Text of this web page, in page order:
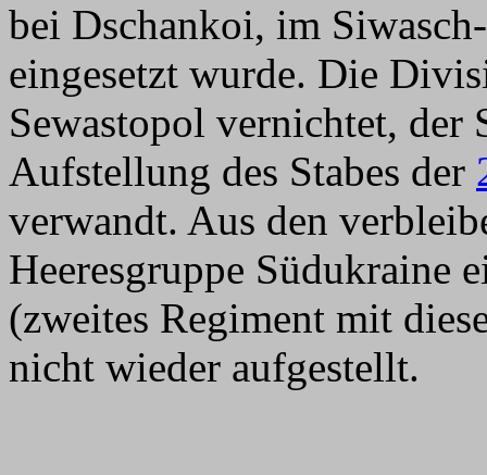
bei Dschankoi, im
eingesetzt wurde. Die
Sewastopol vernichtet, der
Aufstellung des Stabes der
verwandt. Aus den
Heeresgruppe Südukraine
(zweites Regiment mit
nicht wieder aufgestellt.